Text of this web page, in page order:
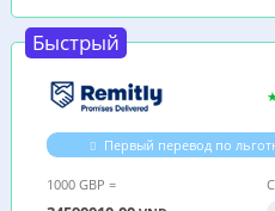
Быстрый
Первый перевод по
1000 GBP =